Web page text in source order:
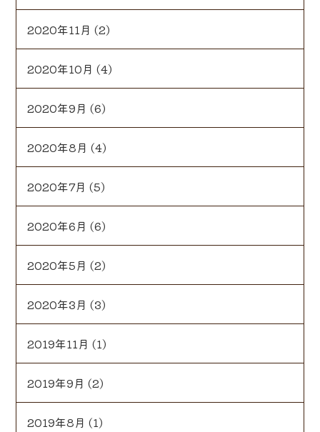
2020年11月 (2)
2020年10月 (4)
2020年9月 (6)
2020年8月 (4)
2020年7月 (5)
2020年6月 (6)
2020年5月 (2)
2020年3月 (3)
2019年11月 (1)
2019年9月 (2)
2019年8月 (1)